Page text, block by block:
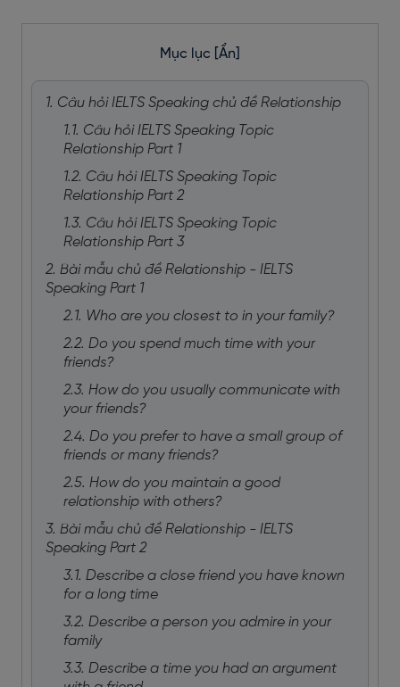
Mục lục [Ẩn]
1. Câu hỏi IELTS Speaking chủ đề Relationship
1.1. Câu hỏi IELTS Speaking Topic
Relationship Part 1
1.2. Câu hỏi IELTS Speaking Topic
Relationship Part 2
1.3. Câu hỏi IELTS Speaking Topic
Relationship Part 3
2. Bài mẫu chủ đề Relationship - IELTS
Speaking Part 1
2.1. Who are you closest to in your family?
2.2. Do you spend much time with your
friends?
2.3. How do you usually communicate with
your friends?
2.4. Do you prefer to have a small group of
friends or many friends?
2.5. How do you maintain a good
relationship with others?
3. Bài mẫu chủ đề Relationship - IELTS
Speaking Part 2
3.1. Describe a close friend you have known
for a long time
3.2. Describe a person you admire in your
family
3.3. Describe a time you had an argument